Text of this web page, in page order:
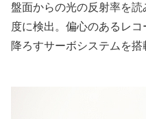
盤面からの光の反射率を
度に検出。偏心のあるレ
降ろすサーボシステムを搭